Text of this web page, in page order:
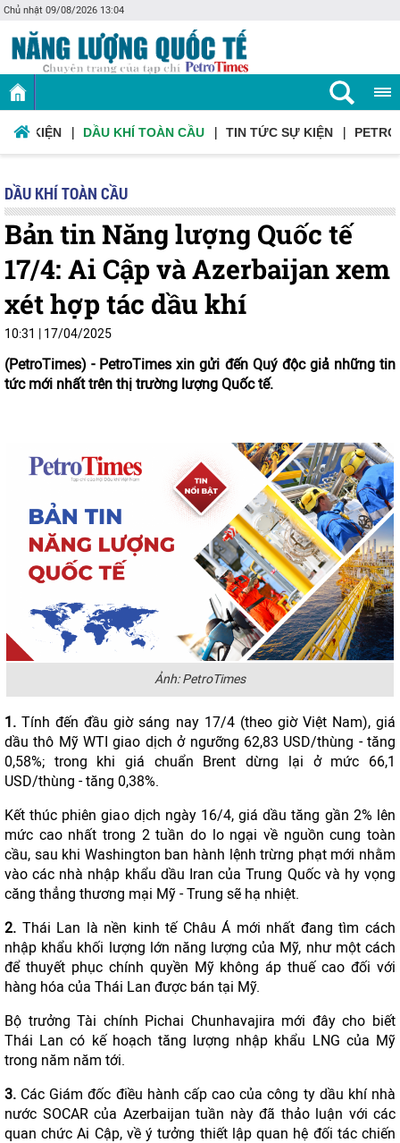
Chủ nhật 09/08/2026 13:04
SỰ KIỆN DẦU KHÍ TOÀN CẦU TIN TỨC SỰ KIỆN
DẦU KHÍ TOÀN CẦU
Bản tin Năng lượng Quốc tế
17/4: Ai Cập và Azerbaijan xem
xét hợp tác dầu khí
10:31 17/04/2025
(PetroTimes) - PetroTimes xin gửi đến Quý độc giả những tin
tức mới nhất trên thị trường lượng Quốc tế.
Ảnh: PetroTimes
1. Tính đến đầu giờ sáng nay 17/4 (theo giờ Việt Nam), giá
dầu thô Mỹ WTI giao dịch ở ngưỡng 62,83 USD/thùng - tăng
0,58%; trong khi giá chuẩn Brent dừng lại ở mức 66,1
USD/thùng - tăng 0,38%.
Kết thúc phiên giao dịch ngày 16/4, giá dầu tăng gần 2% lên
mức cao nhất trong 2 tuần do lo ngại về nguồn cung toàn
cầu, sau khi Washington ban hành lệnh trừng phạt mới nhằm
vào các nhà nhập khẩu dầu Iran của Trung Quốc và hy vọng
căng thẳng thương mại Mỹ - Trung sẽ hạ nhiệt.
2. Thái Lan là nền kinh tế Châu Á mới nhất đang tìm cách
nhập khẩu khối lượng lớn năng lượng của Mỹ, như một cách
để thuyết phục chính quyền Mỹ không áp thuế cao đối với
hàng hóa của Thái Lan được bán tại Mỹ.
Bộ trưởng Tài chính Pichai Chunhavajira mới đây cho biết
Thái Lan có kế hoạch tăng lượng nhập khẩu LNG của Mỹ
trong năm năm tới.
3. Các Giám đốc điều hành cấp cao của công ty dầu khí nhà
nước SOCAR của Azerbaijan tuần này đã thảo luận với các
quan chức Ai Cập, về ý tưởng thiết lập quan hệ đối tác chiến